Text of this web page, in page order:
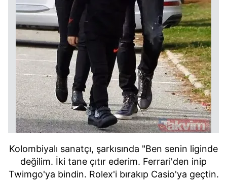
Kolombiyalı sanatçı, şarkısında "Ben senin liginde
değilim. İki tane çıtır ederim. Ferrari'den inip
Twimgo'ya bindin. Rolex'i bırakıp Casio'ya geçtin.